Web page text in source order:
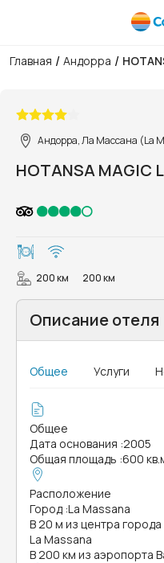
Главная / Андорра /
Андорра, Ла Массана (La
HOTANSA MAGIC
200 км 200 км
Описание отеля
Общее Услуги
Общее
Дата основания :2005
Общая площадь :600
Расположение
Город :La Massana
В 20 м из центра
La Massana
В 200 км из аэропорта